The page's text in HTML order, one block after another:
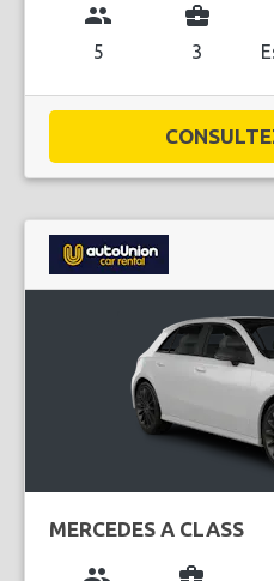
group
5
business_center
3
MERCEDES A CLASS